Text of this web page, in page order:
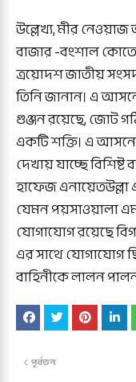
উল্লেখ্য, মীর
বাজার -বংশাল
ত্রয়োদশ জাতীয় সংসদ
তিনি জানান। এ
গুঞ্জন রয়েছে, জোট
একটি শক্তি। এ আসনে
দেখায় যাচ্ছে
হাফেজ এনায়েতউল্লা
যেমন পয়সাওয়ালা
যোগাযোগ রয়েছে
এর সাথে যোগাযোগ
বাহিনীকে লালন
পূর্বতন